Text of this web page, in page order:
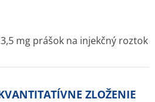
mg prášok na injekčný roztok
ZLOŽENIE